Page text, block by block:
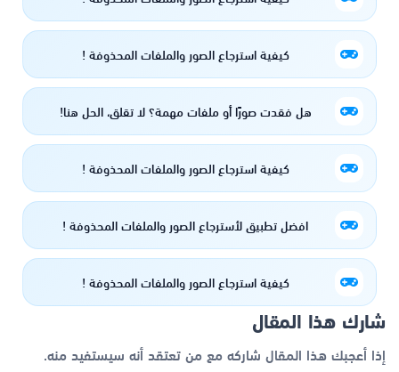
كيفية استرجاع الصور والملفات المحذوفة !
هل فقدت صورًا أو ملفات مهمة؟ لا تقلق، الحل هنا!
كيفية استرجاع الصور والملفات المحذوفة !
افضل تطبيق لأسترجاع الصور والملفات المحذوفة !
كيفية استرجاع الصور والملفات المحذوفة !
شارك هذا المقال
إذا أعجبك هذا المقال شاركه مع من تعتقد أنه سيستفيد منه.